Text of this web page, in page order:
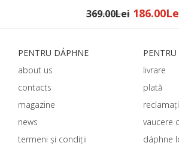
369.00Lei
PENTRU DÁPHNЕ
about us
contacts
magazine
news
termeni și condiții
livrare
plată
vaucere
dáphnе